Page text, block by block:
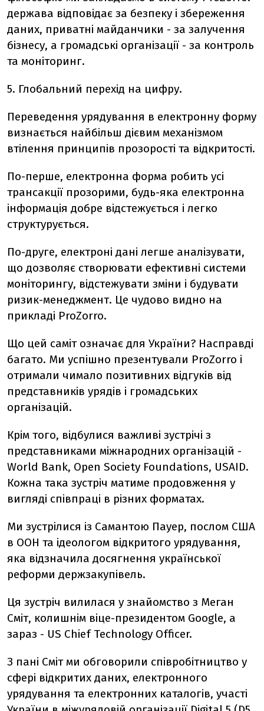
держава відповідає за безпеку і збереження
даних, приватні майданчики - за залучення
бізнесу, а громадські організації - за контроль
та моніторинг.
5. Глобальний перехід на цифру.
Переведення урядування в електронну форму
визнається найбільш дієвим механізмом
втілення принципів прозорості та відкритості.
По-перше, електронна форма робить усі
трансакції прозорими, будь-яка електронна
інформація добре відстежується і легко
структурується.
По-друге, електроні дані легше аналізувати,
що дозволяє створювати ефективні системи
моніторингу, відстежувати зміни і будувати
ризик-менеджмент. Це чудово видно на
прикладі ProZorro.
Що цей саміт означає для України? Насправді
багато. Ми успішно презентували ProZorro і
отримали чимало позитивних відгуків від
представників урядів і громадських
організацій.
Крім того, відбулися важливі зустрічі з
представниками міжнародних організацій -
World Bank, Open Society Foundations, USAID.
Кожна така зустріч матиме продовження у
вигляді співпраці в різних форматах.
Ми зустрілися із Самантою Пауер, послом США
в ООН та ідеологом відкритого урядування,
яка відзначила досягнення української
реформи держзакупівель.
Ця зустріч вилилася у знайомство з Меган
Сміт, колишнім віце-президентом Google, а
зараз - US Chief Technology Officer.
З пані Сміт ми обговорили співробітництво у
сфері відкритих даних, електронного
урядування та електронних каталогів, участі